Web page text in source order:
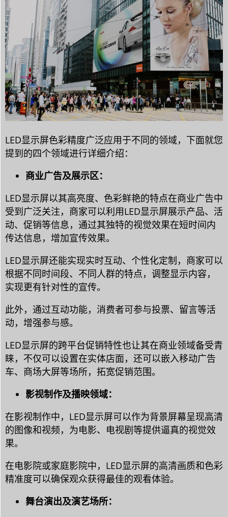
LED显示屏色彩精度广泛应用于不同的领域，下面就您
提到的四个领域进行详细介绍：
商业广告及展示区：
LED显示屏以其高亮度、色彩鲜艳的特点在商业广告中
受到广泛关注，商家可以利用LED显示屏展示产品、活
动、促销等信息，通过其独特的视觉效果在短时间内
传达信息，增加宣传效果。
LED显示屏还能实现实时互动、个性化定制，商家可以
根据不同时间段、不同人群的特点，调整显示内容，
实现更有针对性的宣传。
此外，通过互动功能，消费者可参与投票、留言等活
动，增强参与感。
LED显示屏的跨平台促销特性也让其在商业领域备受青
睐，不仅可以设置在实体店面，还可以嵌入移动广告
车、商场大屏等场所，拓宽促销范围。
影视制作及播映领域：
在影视制作中，LED显示屏可以作为背景屏幕呈现高清
的图像和视频，为电影、电视剧等提供逼真的视觉效
果。
在电影院或家庭影院中，LED显示屏的高清画质和色彩
精准度可以确保观众获得最佳的观看体验。
舞台演出及演艺场所：